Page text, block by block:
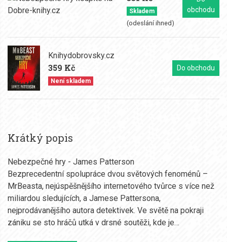
Skladem
(odeslání ihned)
obchodu
Knihydobrovsky.cz
359 Kč
Není skladem
Do obchodu
Krátký popis
Nebezpečné hry - James Patterson
Bezprecedentní spolupráce dvou světových fenoménů –
MrBeasta, nejúspěšnějšího internetového tvůrce s více než
miliardou sledujících, a Jamese Pattersona,
nejprodávanějšího autora detektivek. Ve světě na pokraji
zániku se sto hráčů utká v drsné soutěži, kde je…